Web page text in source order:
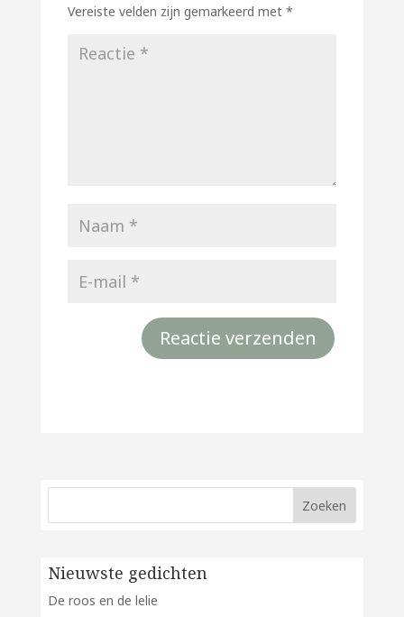
Vereiste velden zijn gemarkeerd met *
Nieuwste gedichten
De roos en de lelie